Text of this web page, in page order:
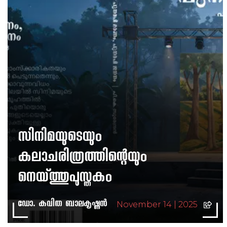
സിനിമയുടെയും
കലാചരിത്രത്തിന്റെയും
നെയ്ത്തുപുസ്തകം
ഡോ. കവിത ബാലകൃഷ്ണൻ November 14 | 2025